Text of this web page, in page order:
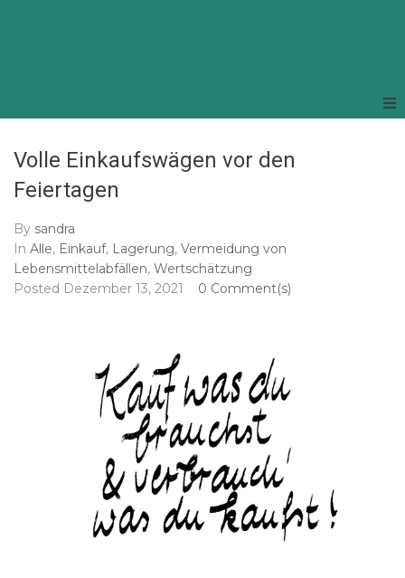
Volle Einkaufswägen vor den
Feiertagen
By sandra
In Alle, Einkauf, Lagerung, Vermeidung von
Lebensmittelabfällen, Wertschätzung
Posted Dezember 13, 2021 0 Comment(s)